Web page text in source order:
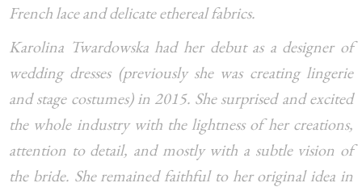
French lace and delicate ethereal fabrics.
Karolina Twardowska had her debut as a designer of
wedding dresses (previously she was creating lingerie
and stage costumes) in 2015. She surprised and excited
the whole industry with the lightness of her creations,
attention to detail, and mostly with a subtle vision of
the bride. She remained faithful to her original idea in